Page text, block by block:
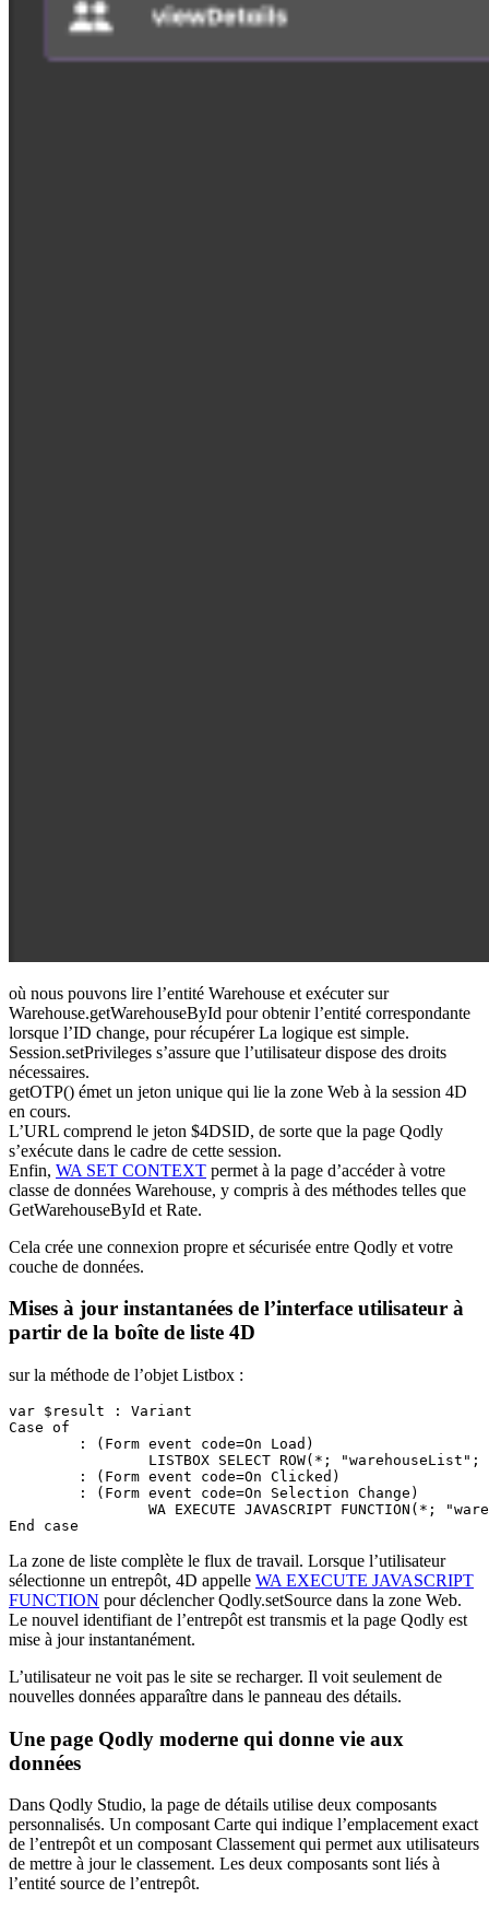
où nous pouvons lire l’entité Warehouse et exécuter sur
Warehouse.getWarehouseById pour obtenir l’entité correspondante
lorsque l’ID change, pour récupérer La logique est simple.
Session.setPrivileges s’assure que l’utilisateur dispose des droits
nécessaires.
getOTP() émet un jeton unique qui lie la zone Web à la session 4D
en cours.
L’URL comprend le jeton $4DSID, de sorte que la page Qodly
s’exécute dans le cadre de cette session.
Enfin, WA SET CONTEXT permet à la page d’accéder à votre
classe de données Warehouse, y compris à des méthodes telles que
GetWarehouseById et Rate.
Cela crée une connexion propre et sécurisée entre Qodly et votre
couche de données.
Mises à jour instantanées de l’interface utilisateur à
partir de la boîte de liste 4D
sur la méthode de l’objet Listbox :
var $result : Variant
Case of
End case
La zone de liste complète le flux de travail. Lorsque l’utilisateur
sélectionne un entrepôt, 4D appelle WA EXECUTE JAVASCRIPT
FUNCTION pour déclencher Qodly.setSource dans la zone Web.
Le nouvel identifiant de l’entrepôt est transmis et la page Qodly est
mise à jour instantanément.
L’utilisateur ne voit pas le site se recharger. Il voit seulement de
nouvelles données apparaître dans le panneau des détails.
Une page Qodly moderne qui donne vie aux
données
Dans Qodly Studio, la page de détails utilise deux composants
personnalisés. Un composant Carte qui indique l’emplacement exact
de l’entrepôt et un composant Classement qui permet aux utilisateurs
de mettre à jour le classement. Les deux composants sont liés à
l’entité source de l’entrepôt.